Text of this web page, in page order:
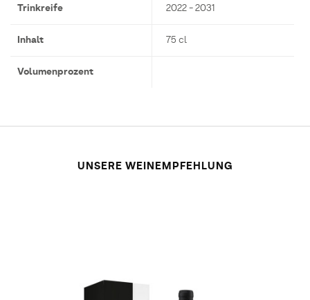
Trinkreife 2022 - 2031
Inhalt 75 cl
Volumenprozent
UNSERE WEINEMPFEHLUNG